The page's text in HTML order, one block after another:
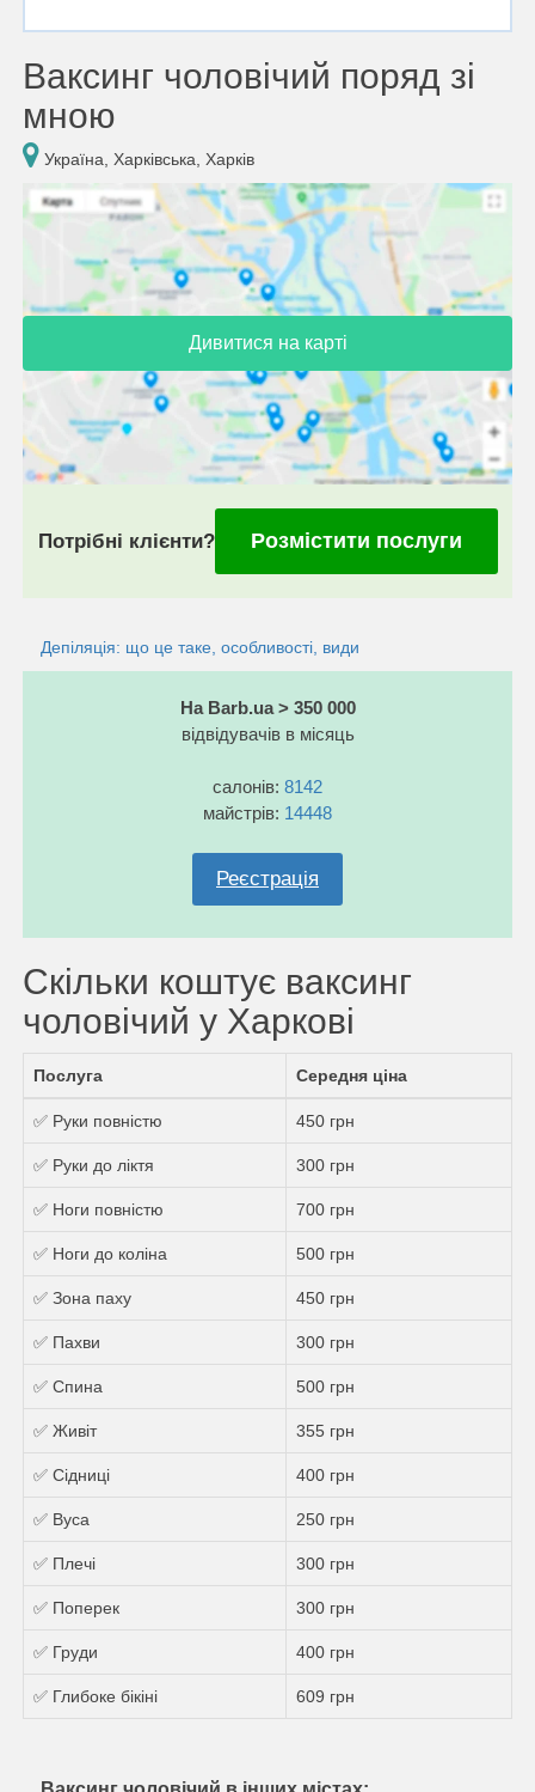
Ваксинг чоловічий поряд зі
мною
Україна, Харківська, Харків
Дивитися на карті
Потрібні клієнти? Розмістити послуги
Депіляція: що це таке, особливості, види
На Barb.ua > 350 000
відвідувачів в місяць
салонів: 8142
майстрів: 14448
Реєстрація
Скільки коштує ваксинг
чоловічий у Харкові
Послуга Середня ціна
✅ Руки повністю 450 грн
✅ Руки до ліктя 300 грн
✅ Ноги повністю 700 грн
✅ Ноги до коліна 500 грн
✅ Зона паху 450 грн
✅ Пахви 300 грн
✅ Спина 500 грн
✅ Живіт 355 грн
✅ Сідниці 400 грн
✅ Вуса 250 грн
✅ Плечі 300 грн
✅ Поперек 300 грн
✅ Груди 400 грн
✅ Глибоке бікіні 609 грн